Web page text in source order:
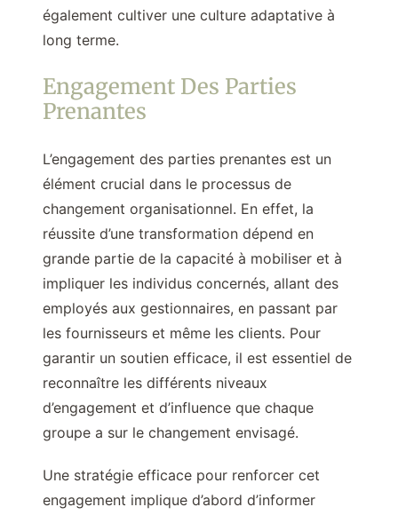
également cultiver une culture adaptative à
long terme.
Engagement Des Parties
Prenantes
L’engagement des parties prenantes est un
élément crucial dans le processus de
changement organisationnel. En effet, la
réussite d’une transformation dépend en
grande partie de la capacité à mobiliser et à
impliquer les individus concernés, allant des
employés aux gestionnaires, en passant par
les fournisseurs et même les clients. Pour
garantir un soutien efficace, il est essentiel de
reconnaître les différents niveaux
d’engagement et d’influence que chaque
groupe a sur le changement envisagé.
Une stratégie efficace pour renforcer cet
engagement implique d’abord d’informer